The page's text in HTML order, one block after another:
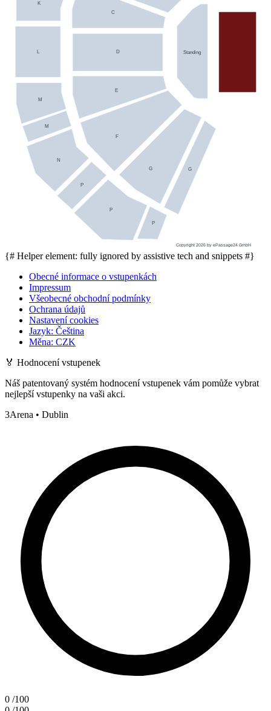
C
D
E
F
G
G
K
L
M
M
N
P
P
P
Standing
Copyright 2026 by ePassage24 GmbH
{# Helper element: fully ignored by assistive tech and snippets #}
Obecné informace o vstupenkách
Impressum
Všeobecné obchodní podmínky
Ochrana údajů
Nastavení cookies
Jazyk: Čeština
Měna: CZK
🏅 Hodnocení vstupenek
Náš patentovaný systém hodnocení vstupenek vám pomůže vybrat
nejlepší vstupenky na vaši akci.
3Arena • Dublin
0 /100